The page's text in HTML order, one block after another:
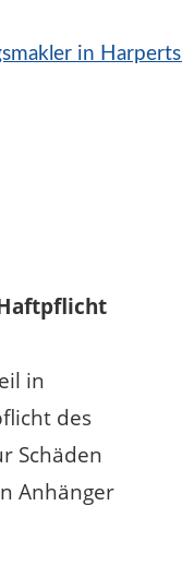
in
des
Schäden
Anhänger